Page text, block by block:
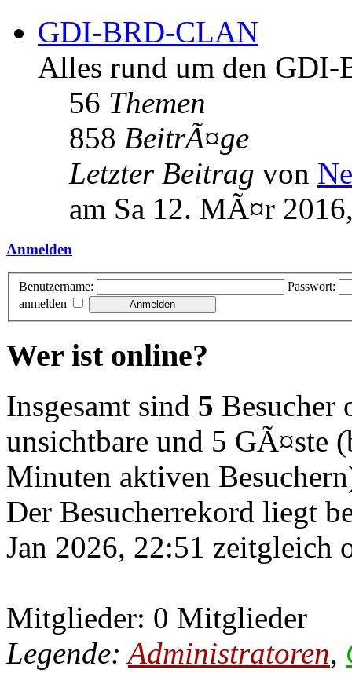
GDI-BRD-CLAN
Alles rund um den
56 Themen
858 BeitrÃ¤ge
Letzter Beitrag von
am Sa 12. MÃ¤r
Anmelden
Benutzername:
Passwort:
anmelden
Wer ist online?
Insgesamt sind 5 Besucher
unsichtbare und 5 GÃ¤ste
Minuten aktiven
Der Besucherrekord liegt
Jan 2026, 22:51 zeitgleich
Mitglieder: 0 Mitglieder
Legende:Administratoren,